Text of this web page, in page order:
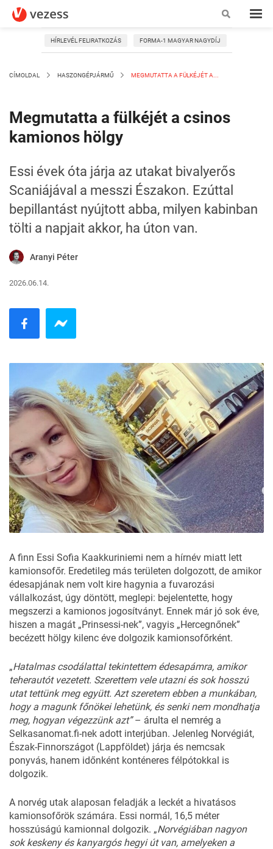
HÍRLEVÉL FELIRATKOZÁS FORMA-1 MAGYAR NAGYDÍJ
CÍMOLDAL HASZONGÉPJÁRMŰ MEGMUTATTA A FÜLKÉJÉT A...
Megmutatta a fülkéjét a csinos
kamionos hölgy
Essi évek óta járja az utakat bivalyerős
Scaniájával a messzi Északon. Ezúttal
bepillantást nyújtott abba, milyen kabinban
tölti a napjait akkor, ha úton van.
Aranyi Péter
2026.06.14.
A finn Essi Sofia Kaakkuriniemi nem a hírnév miatt lett
kamionsofőr. Eredetileg más területen dolgozott, de amikor
édesapjának nem volt kire hagynia a fuvarozási
vállalkozást, úgy döntött, meglepi: bejelentette, hogy
megszerzi a kamionos jogosítványt. Ennek már jó sok éve,
hiszen a magát „Prinsessi-nek”, vagyis „Hercegnőnek”
becézett hölgy kilenc éve dolgozik kamionsofőrként.
„Hatalmas csodálattal tekintettem édesapámra, amikor
teherautót vezetett. Szerettem vele utazni és sok hosszú
utat tettünk meg együtt. Azt szeretem ebben a munkában,
hogy a magunk főnökei lehetünk, és senki nem mondhatja
meg, hogyan végezzünk azt”– árulta el nemrég a
Selkasanomat.fi-nek adott interjúban. Jelenleg Norvégiát,
Észak-Finnországot (Lappföldet) járja és nemcsak
ponyvás, hanem időnként konténeres félpótokkal is
dolgozik.
A norvég utak alaposan feladják a leckét a hivatásos
kamionsofőrök számára. Essi normál, 16,5 méter
hosszúságú kamionnal dolgozik. „Norvégiában nagyon
sok keskeny és kanyargós hegyi út van, amelyeken a